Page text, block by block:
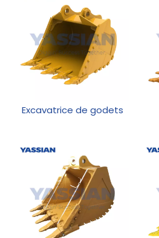
Excavatrice de godets